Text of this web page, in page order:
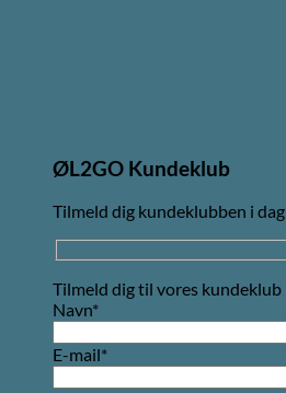
ØL2GO Kundeklub
Tilmeld dig kundeklubben i dag
Tilmeld dig til vores kundeklub
Navn*
E-mail*